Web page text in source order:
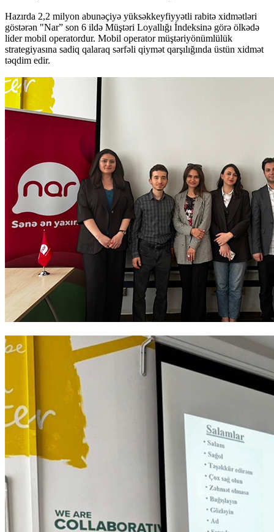
Hazırda 2,2 milyon abunəçiyə yüksəkkeyfiyyətli rabitə xidmətləri
göstərən "Nar” son 6 ildə Müştəri Loyallığı İndeksinə görə ölkədə
lider mobil operatordur. Mobil operator müştəriyönümlülük
strategiyasına sadiq qalaraq sərfəli qiymət qarşılığında üstün xidmət
təqdim edir.